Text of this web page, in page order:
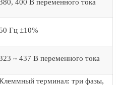
400 В переменного тока
50 Гц ±10%
~ 437 В переменного тока
терминал: три фазы,